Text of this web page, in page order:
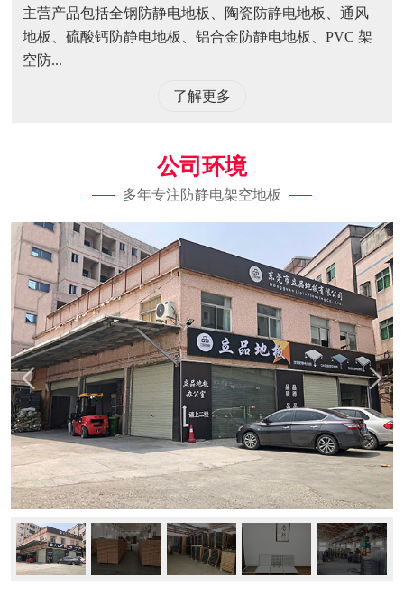
主营产品包括全钢防静电地板、陶瓷防静电地板、通风
地板、硫酸钙防静电地板、铝合金防静电地板、PVC 架
空防...
了解更多
公司环境
多年专注防静电架空地板